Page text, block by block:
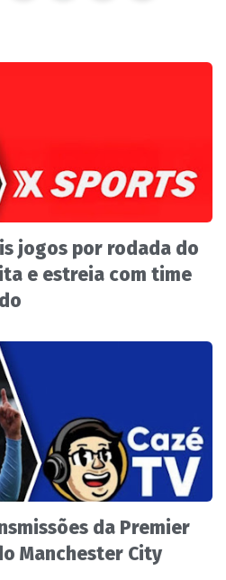
jogos por rodada do
e estreia com time
da Premier
Manchester City